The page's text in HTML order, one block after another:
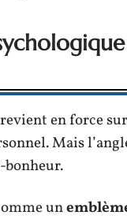
en force
Mais
un